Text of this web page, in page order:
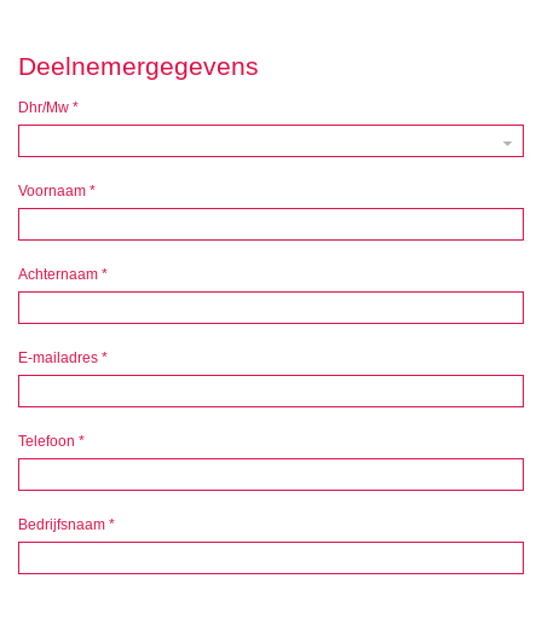
Deelnemergegevens
Dhr/Mw *
Voornaam *
Achternaam *
E-mailadres *
Telefoon *
Bedrijfsnaam *